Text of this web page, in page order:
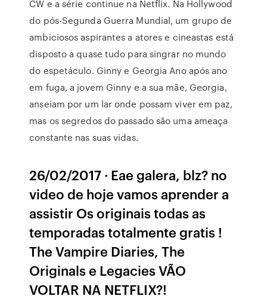
CW e a série continue na Netflix. Na Hollywood
do pós-Segunda Guerra Mundial, um grupo de
ambiciosos aspirantes a atores e cineastas está
disposto a quase tudo para singrar no mundo
do espetáculo. Ginny e Georgia Ano após ano
em fuga, a jovem Ginny e a sua mãe, Georgia,
anseiam por um lar onde possam viver em paz,
mas os segredos do passado são uma ameaça
constante nas suas vidas.
26/02/2017 · Eae galera, blz? no
video de hoje vamos aprender a
assistir Os originais todas as
temporadas totalmente gratis !
The Vampire Diaries, The
Originals e Legacies VÃO
VOLTAR NA NETFLIX?!